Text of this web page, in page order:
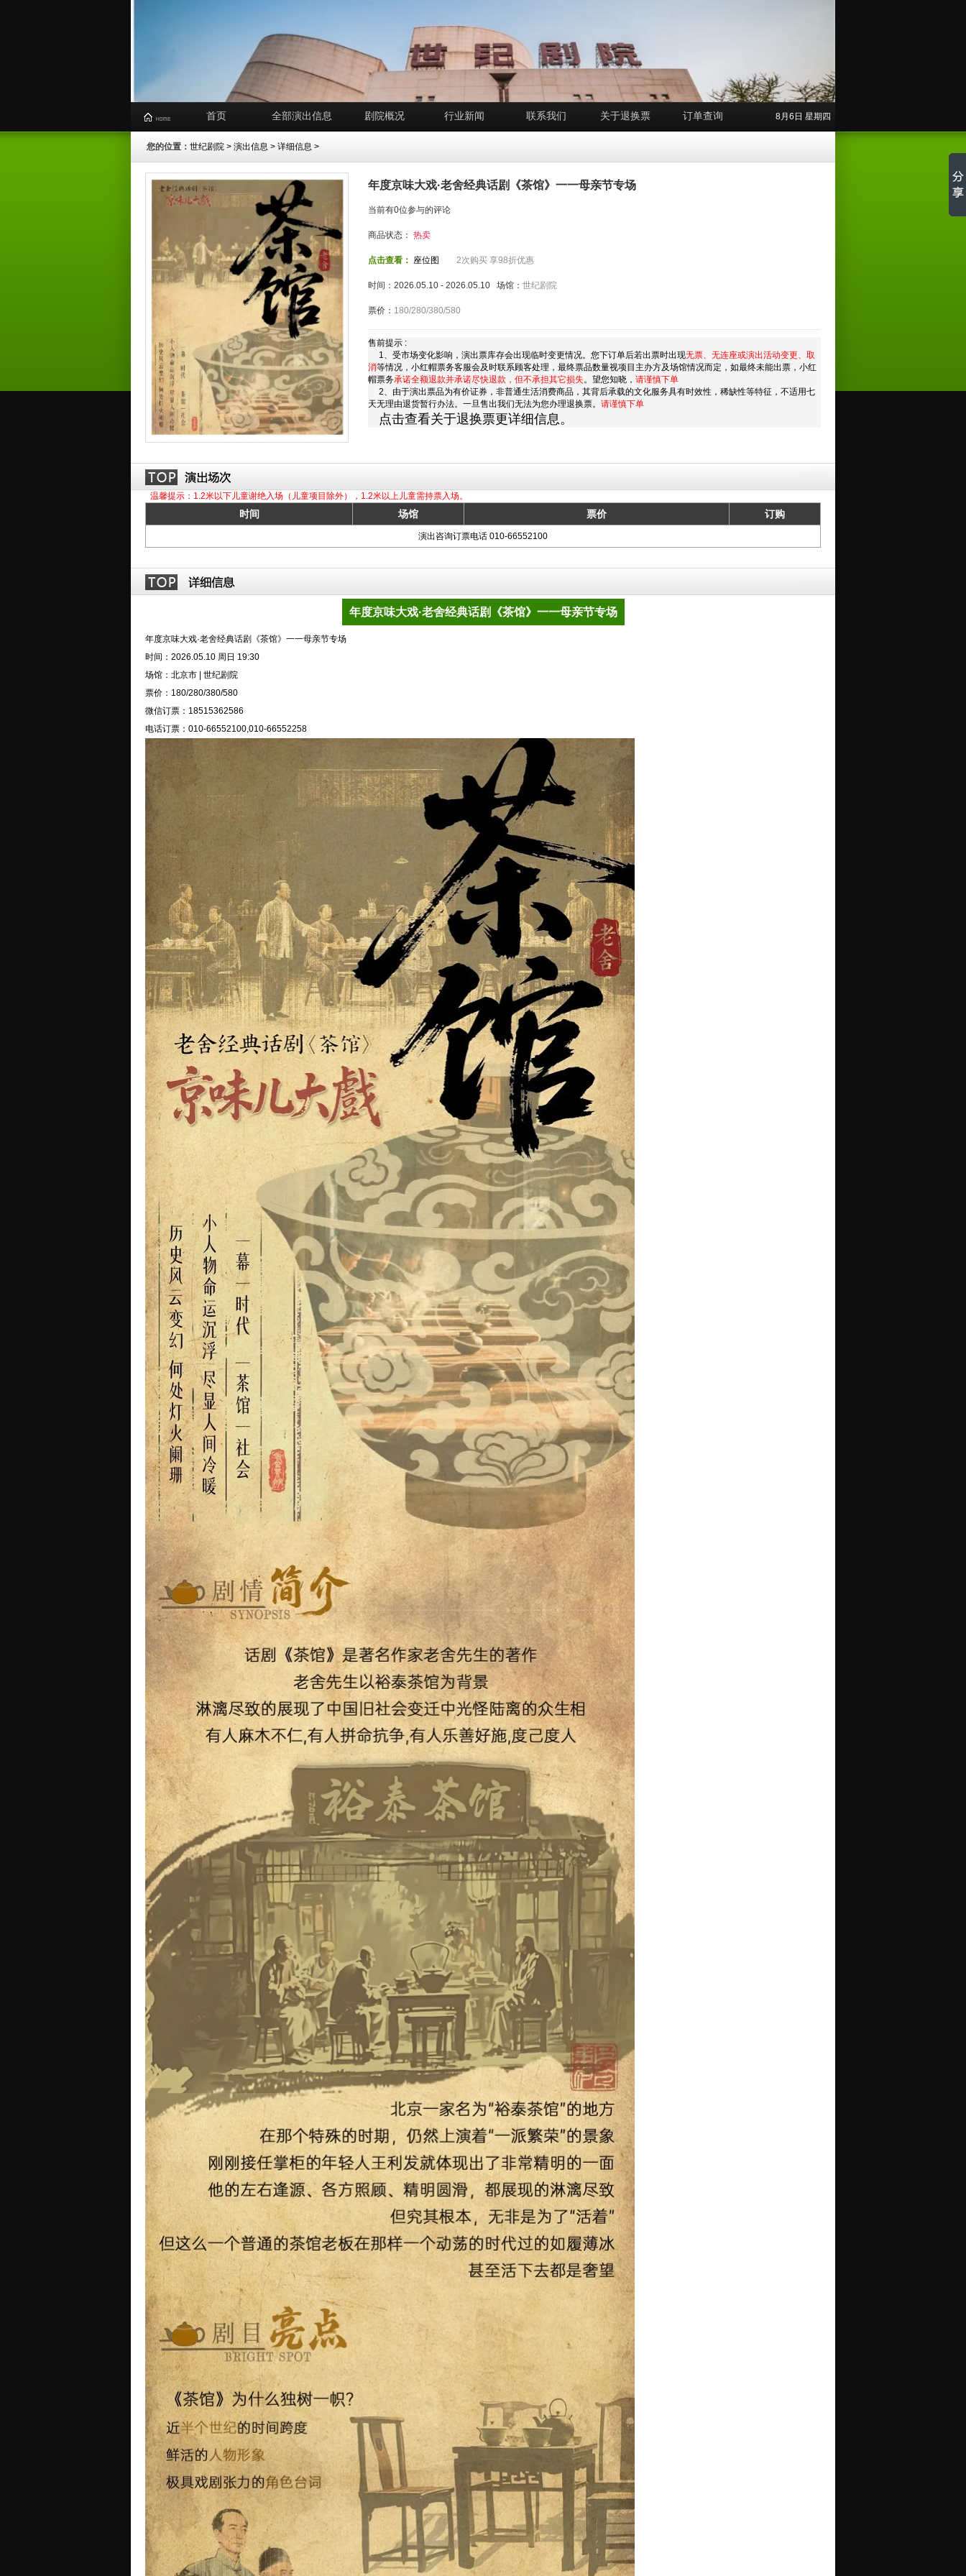
首页 全部演出信息 剧院概况 行业新闻 联系我们 关于退换票 订单查询 8月6日 星期四
您的位置： 世纪剧院 > 演出信息 > 详细信息 >
年度京味大戏·老舍经典话剧《茶馆》一一母亲节专场
当前有0位参与的评论
商品状态： 热卖
点击查看： 座位图 2次购买 享98折优惠
时间：2026.05.10 - 2026.05.10 场馆： 世纪剧院
票价： 180/280/380/580
售前提示 :
1、受市场变化影响，演出票库存会出现临时变更情况。您下订单后若出票时出现无票、无连座或演出活动变更、取
消等情况，小红帽票务客服会及时联系顾客处理，最终票品数量视项目主办方及场馆情况而定，如最终未能出票，小红
帽票务承诺全额退款并承诺尽快退款，但不承担其它损失。望您知晓， 请谨慎下单
2、由于演出票品为有价证券，非普通生活消费商品，其背后承载的文化服务具有时效性，稀缺性等特征，不适用七
天无理由退货暂行办法。一旦售出我们无法为您办理退换票。 请谨慎下单
点击查看关于退换票更详细信息。
温馨提示：1.2米以下儿童谢绝入场（儿童项目除外），1.2米以上儿童需持票入场。
时间 场馆 票价 订购
演出咨询订票电话 010-66552100
年度京味大戏·老舍经典话剧《茶馆》一一母亲节专场
年度京味大戏·老舍经典话剧《茶馆》一一母亲节专场
时间：2026.05.10 周日 19:30
场馆：北京市 | 世纪剧院
票价：180/280/380/580
微信订票：18515362586
电话订票：010-66552100,010-66552258